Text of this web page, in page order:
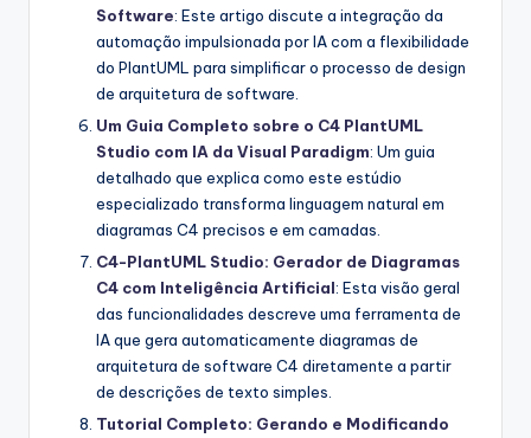
Software: Este artigo discute a integração da
automação impulsionada por IA com a flexibilidade
do PlantUML para simplificar o processo de design
de arquitetura de software.
Um Guia Completo sobre o C4 PlantUML
Studio com IA da Visual Paradigm: Um guia
detalhado que explica como este estúdio
especializado transforma linguagem natural em
diagramas C4 precisos e em camadas.
C4-PlantUML Studio: Gerador de Diagramas
C4 com Inteligência Artificial: Esta visão geral
das funcionalidades descreve uma ferramenta de
IA que gera automaticamente diagramas de
arquitetura de software C4 diretamente a partir
de descrições de texto simples.
Tutorial Completo: Gerando e Modificando